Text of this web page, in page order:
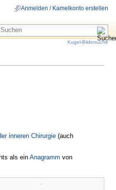
inneren Chirurgie (auch
als einAnagramm von
Anmelden / Kamelkonto erstellen
Kugel-Bildersuche